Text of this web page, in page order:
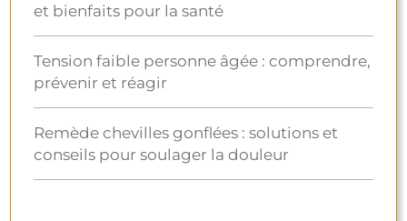
et bienfaits pour la santé
Tension faible personne âgée : comprendre,
prévenir et réagir
Remède chevilles gonflées : solutions et
conseils pour soulager la douleur